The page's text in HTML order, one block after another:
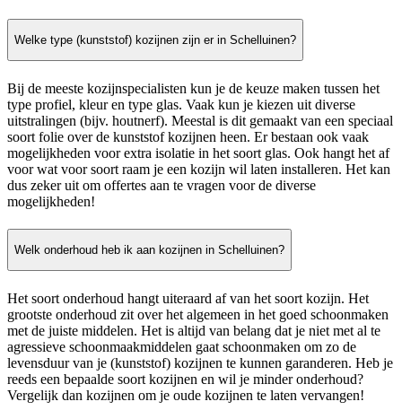
Welke type (kunststof) kozijnen zijn er in Schelluinen?
Bij de meeste kozijnspecialisten kun je de keuze maken tussen het
type profiel, kleur en type glas. Vaak kun je kiezen uit diverse
uitstralingen (bijv. houtnerf). Meestal is dit gemaakt van een speciaal
soort folie over de kunststof kozijnen heen. Er bestaan ook vaak
mogelijkheden voor extra isolatie in het soort glas. Ook hangt het af
voor wat voor soort raam je een kozijn wil laten installeren. Het kan
dus zeker uit om offertes aan te vragen voor de diverse
mogelijkheden!
Welk onderhoud heb ik aan kozijnen in Schelluinen?
Het soort onderhoud hangt uiteraard af van het soort kozijn. Het
grootste onderhoud zit over het algemeen in het goed schoonmaken
met de juiste middelen. Het is altijd van belang dat je niet met al te
agressieve schoonmaakmiddelen gaat schoonmaken om zo de
levensduur van je (kunststof) kozijnen te kunnen garanderen. Heb je
reeds een bepaalde soort kozijnen en wil je minder onderhoud?
Vergelijk dan kozijnen om je oude kozijnen te laten vervangen!